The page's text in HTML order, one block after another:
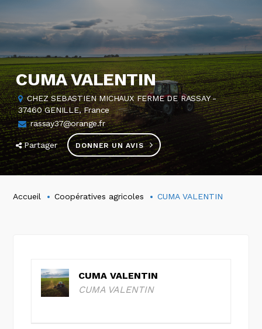
CUMA VALENTIN
CHEZ SEBASTIEN MICHAUX FERME DE RASSAY -
37460 GENILLE, France
rassay37@orange.fr
Partager DONNER UN AVIS
Accueil Coopératives agricoles CUMA VALENTIN
CUMA VALENTIN
CUMA VALENTIN